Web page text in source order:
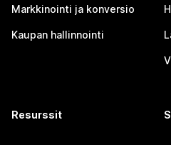
Markkinointi ja konversio
Kaupan hallinnointi
Resurssit